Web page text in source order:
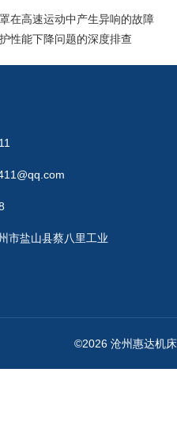
在高速运动中产生异响的故障
性能下降问题的深度排查
市盐山县蔡八里工业
©2026 沧州惠达机